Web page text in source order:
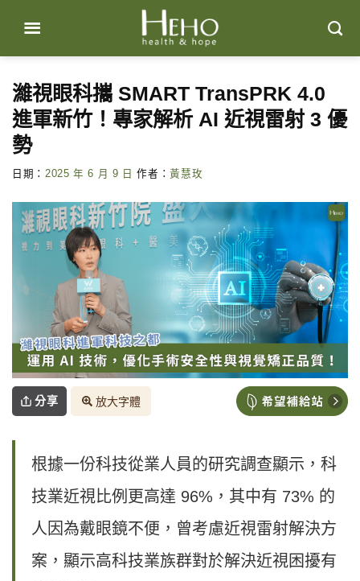
content
濰視眼科攜 SMART TransPRK 4.0
進軍新竹！專家解析 AI 近視雷射 3 優
勢
日期： 2025 年 6 月 9 日 作者：黃慧玫
分享 放大字體
根據一份科技從業人員的研究調查顯示，科
技業近視比例更高達 96%，其中有 73% 的
人因為戴眼鏡不便，曾考慮近視雷射解決方
案，顯示高科技業族群對於解決近視困擾有